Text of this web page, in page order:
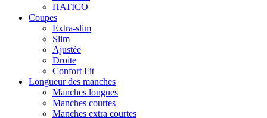
HATICO
Coupes
Extra-slim
Slim
Ajustée
Droite
Confort Fit
Longueur des manches
Manches longues
Manches courtes
Manches extra courtes